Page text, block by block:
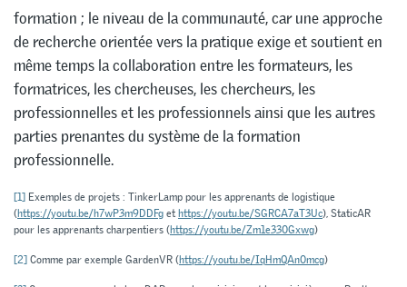
formation ; le niveau de la communauté, car une approche
de recherche orientée vers la pratique exige et soutient en
même temps la collaboration entre les formateurs, les
formatrices, les chercheuses, les chercheurs, les
professionnelles et les professionnels ainsi que les autres
parties prenantes du système de la formation
professionnelle.
[1] Exemples de projets : TinkerLamp pour les apprenants de logistique
(https://youtu.be/h7wP3m9DDFgethttps://youtu.be/SGRCA7aT3Uc), StaticAR
pour les apprenants charpentiers (https://youtu.be/Zm1e330Gxwg)
[2]Comme par exemple GardenVR (https://youtu.be/IqHmQAn0mcg)